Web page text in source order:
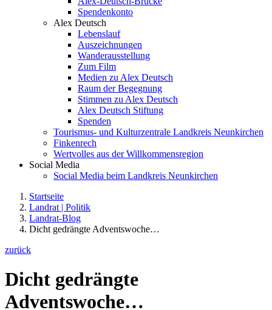
Spendenkonto
Alex Deutsch
Lebenslauf
Auszeichnungen
Wanderausstellung
Zum Film
Medien zu Alex Deutsch
Raum der Begegnung
Stimmen zu Alex Deutsch
Alex Deutsch Stiftung
Spenden
Tourismus- und Kulturzentrale Landkreis Neunkirchen
Finkenrech
Wertvolles aus der Willkommensregion
Social Media
Social Media beim Landkreis Neunkirchen
Startseite
Landrat | Politik
Landrat-Blog
Dicht gedrängte Adventswoche…
zurück
Dicht gedrängte
Adventswoche…